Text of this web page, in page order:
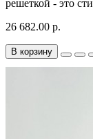
решеткой - это
26 682.00 р.
В корзину